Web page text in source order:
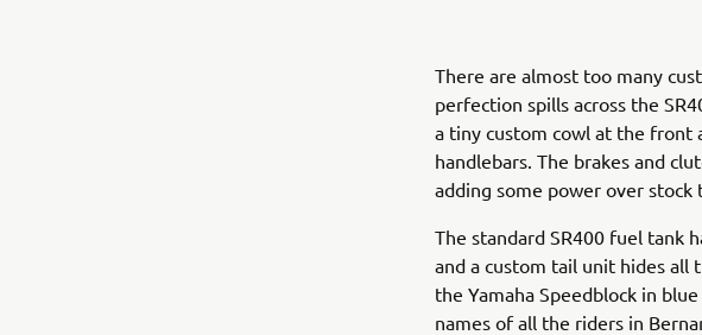
There are almost too many
perfection spills across the
a tiny custom cowl at the front
handlebars. The brakes and
adding some power over
The standard SR400 fuel tank
and a custom tail unit hides
the Yamaha Speedblock in
names of all the riders in